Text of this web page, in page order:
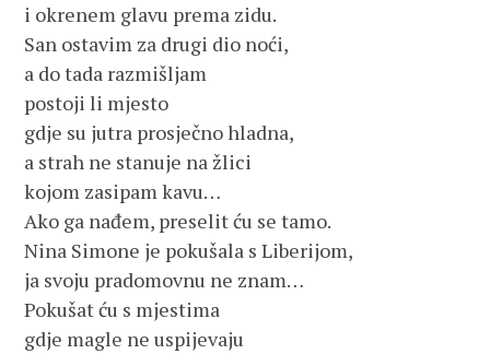
i okrenem glavu prema zidu.
San ostavim za drugi dio noći,
a do tada razmišljam
postoji li mjesto
gdje su jutra prosječno hladna,
a strah ne stanuje na žlici
kojom zasipam kavu…
Ako ga nađem, preselit ću se tamo.
Nina Simone je pokušala s Liberijom,
ja svoju pradomovnu ne znam…
Pokušat ću s mjestima
gdje magle ne uspijevaju